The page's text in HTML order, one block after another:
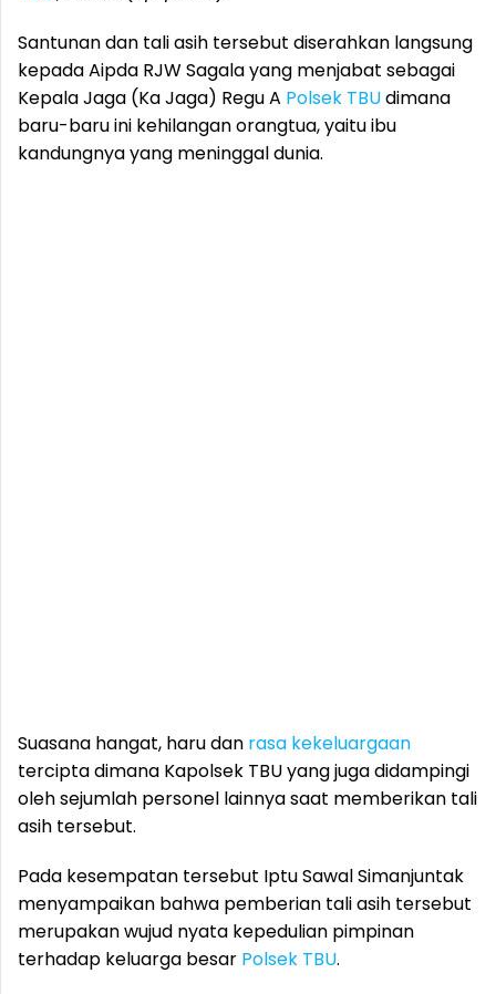
Santunan dan tali asih tersebut diserahkan langsung
kepada Aipda RJW Sagala yang menjabat sebagai
Kepala Jaga (Ka Jaga) Regu A Polsek TBUdimana
baru-baru ini kehilangan orangtua, yaitu ibu
kandungnya yang meninggal dunia.
Suasana hangat, haru dan rasa kekeluargaan
tercipta dimana Kapolsek TBU yang juga didampingi
oleh sejumlah personel lainnya saat memberikan tali
asih tersebut.
Pada kesempatan tersebut Iptu Sawal Simanjuntak
menyampaikan bahwa pemberian tali asih tersebut
merupakan wujud nyata kepedulian pimpinan
terhadap keluarga besar Polsek TBU.